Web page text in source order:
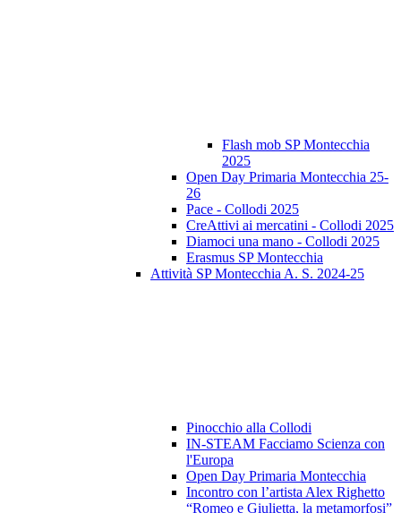
Flash mob SP Montecchia
2025
Open Day Primaria Montecchia 25-
26
Pace - Collodi 2025
CreAttivi ai mercatini - Collodi 2025
Diamoci una mano - Collodi 2025
Erasmus SP Montecchia
Attività SP Montecchia A. S. 2024-25
Pinocchio alla Collodi
IN-STEAM Facciamo Scienza con
l'Europa
Open Day Primaria Montecchia
Incontro con l’artista Alex Righetto
“Romeo e Giulietta, la metamorfosi”